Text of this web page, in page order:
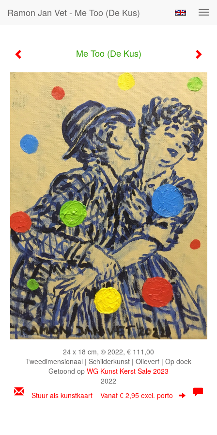
Ramon Jan Vet - Me Too (De Kus)
Me Too (De Kus)
24 x 18 cm, © 2022, € 111,00
Tweedimensionaal | Schilderkunst | Olieverf | Op doek
Getoond op WG Kunst Kerst Sale 2023
2022
Stuur als kunstkaart Vanaf € 2,95 excl. porto